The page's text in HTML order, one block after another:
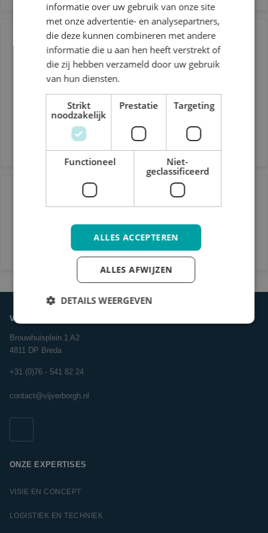
Stage informatie
Vincent Voermans
v.voermans@vijverborgh.nl
VIJVERBORGH
Brouwhuisplein 1 A2
4811 DP Breda
+31 (0)76 - 541 82 24
contact@vijverborgh.nl
ONZE EXPERTISES
VISIE EN CONCEPT
LOGISTIEK EN TECHNIEK
informatie over uw gebruik van onze site
met onze advertentie- en analysepartners,
die deze kunnen combineren met andere
informatie die u aan hen heeft verstrekt of
die zij hebben verzameld door uw gebruik
van hun diensten.
Strikt
noodzakelijk
Prestatie Targeting
Functioneel
Niet-
geclassificeerd
ALLES ACCEPTEREN
ALLES AFWIJZEN
DETAILS WEERGEVEN